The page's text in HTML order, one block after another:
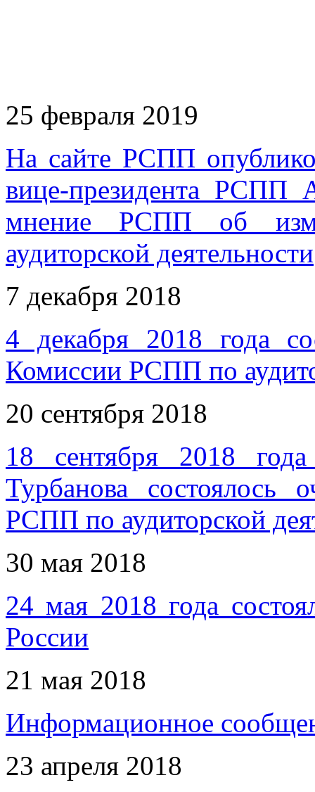
25 февраля 2019
На сайте РСПП
вице-президента РСПП
мнение РСПП об
аудиторской деятельности
7 декабря 2018
4 декабря 2018 года
Комиссии РСПП по
20 сентября 2018
18 сентября 2018
Турбанова состоялось
РСПП по аудиторской
30 мая 2018
24 мая 2018 года
России
21 мая 2018
Информационное
23 апреля 2018